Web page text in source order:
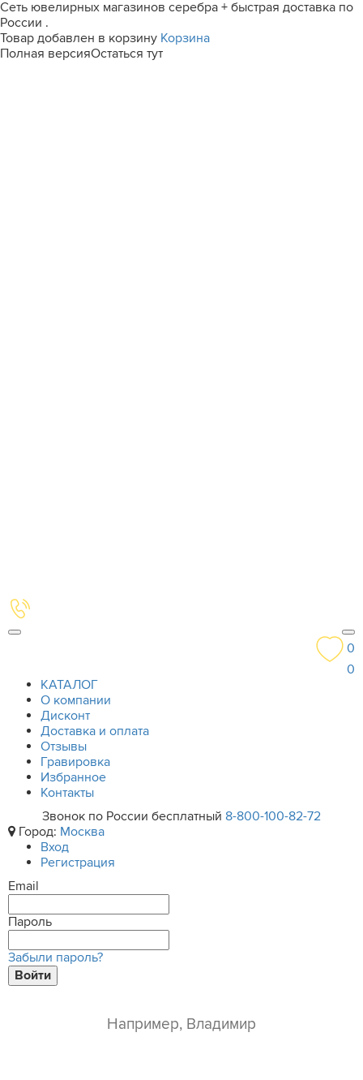
Сеть ювелирных магазинов серебра + быстрая доставка по
России .
Товар добавлен в корзину Корзина
Полная версияОстаться тут
0
0
КАТАЛОГ
О компании
Дисконт
Доставка и оплата
Отзывы
Гравировка
Избранное
Контакты
Звонок по России бесплатный 8-800-100-82-72
Город: Москва
Вход
Регистрация
Email
Пароль
Забыли пароль?
Войти